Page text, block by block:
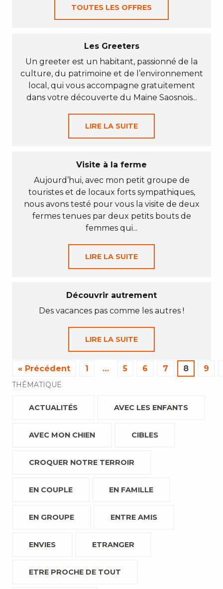
TOUTES LES OFFRES
Les Greeters
Un greeter est un habitant, passionné de la
culture, du patrimoine et de l’environnement
local, qui vous accompagne gratuitement
dans votre découverte du Maine Saosnois...
LIRE LA SUITE
Visite à la ferme
Aujourd’hui, avec mon petit groupe de
touristes et de locaux forts sympathiques,
nous avons testé pour vous la visite de deux
fermes tenues par deux petits bouts de
femmes qui...
LIRE LA SUITE
Découvrir autrement
Des vacances pas comme les autres !
LIRE LA SUITE
« Précédent 1 … 5 6 7 8 9
THÉMATIQUE
ACTUALITÉS AVEC LES ENFANTS
AVEC MON CHIEN CIBLES
CROQUER NOTRE TERROIR
EN COUPLE EN FAMILLE
EN GROUPE ENTRE AMIS
ENVIES ETRANGER
ETRE PROCHE DE TOUT